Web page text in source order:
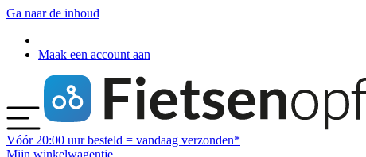
Ga naar de inhoud
Maak een account aan
Vóór 20:00 uur besteld = vandaag verzonden*
Mijn winkelwagentje